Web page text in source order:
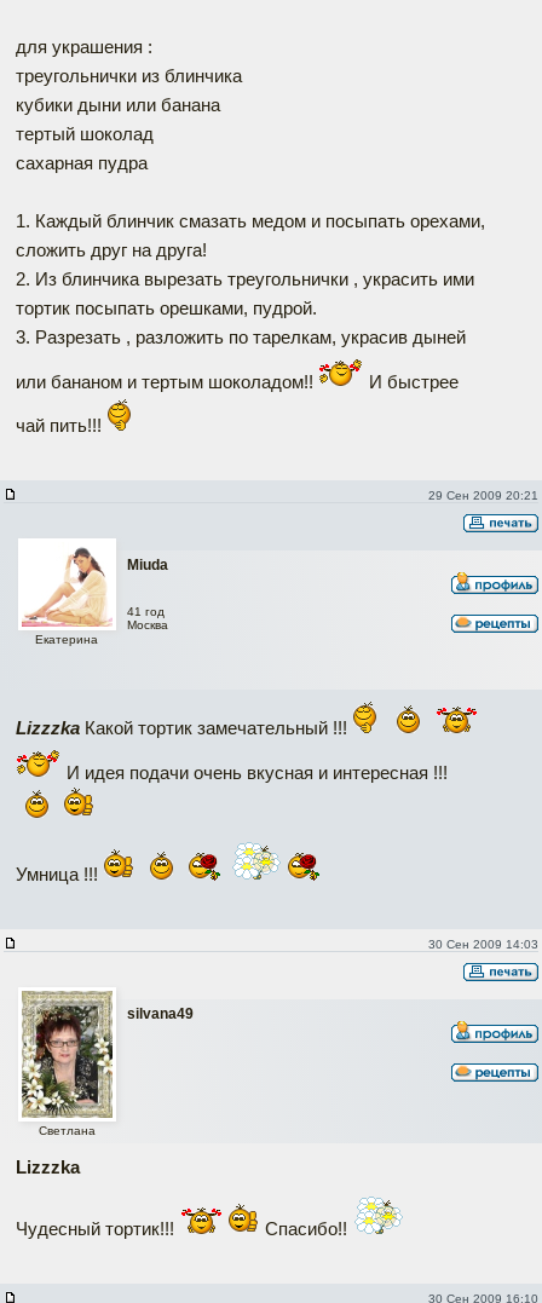
для украшения :
треугольнички из блинчика
кубики дыни или банана
тертый шоколад
сахарная пудра
1. Каждый блинчик смазать медом и посыпать орехами,
сложить друг на друга!
2. Из блинчика вырезать треугольнички , украсить ими
тортик посыпать орешками, пудрой.
3. Разрезать , разложить по тарелкам, украсив дыней
или бананом и тертым шоколадом!! И быстрее
чай пить!!!
29 Сен 2009 20:21
Miuda
Екатерина
41 год
Москва
Lizzzka Какой тортик замечательный !!!
И идея подачи очень вкусная и интересная !!!
Умница !!!
30 Сен 2009 14:03
silvana49
Светлана
Lizzzka
Чудесный тортик!!! Спасибо!!
30 Сен 2009 16:10